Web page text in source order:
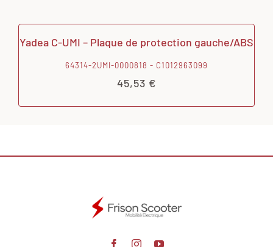
Yadea C-UMI – Plaque de protection gauche/ABS
64314-2UMI-0000818 - C1012963099
45,53 €